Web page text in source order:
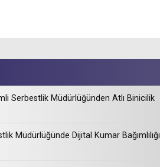
Serbestlik Müdürlüğünden Atlı Binicilik
Müdürlüğünde Dijital Kumar Bağımlılığı